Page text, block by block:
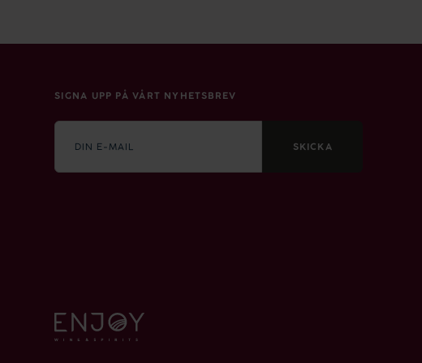
SIGNA UPP PÅ VÅRT NYHETSBREV
mail SKICKA